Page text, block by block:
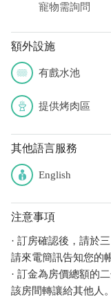
寵物需詢問
額外設施
有戲水池
提供烤肉區
其他語言服務
English
注意事項
· 訂房確認後，請於
請來電簡訊告知您的
· 訂金為房價總額的
該房間轉讓給其他人。